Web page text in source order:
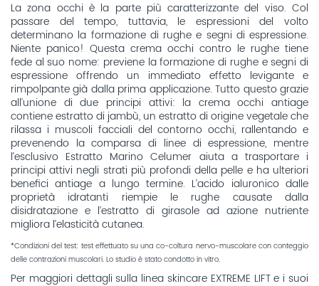
La zona occhi è la parte più caratterizzante del viso. Col
passare del tempo, tuttavia, le espressioni del volto
determinano la formazione di rughe e segni di espressione.
Niente panico! Questa crema occhi contro le rughe tiene
fede al suo nome: previene la formazione di rughe e segni di
espressione offrendo un immediato effetto levigante e
rimpolpante già dalla prima applicazione. Tutto questo grazie
all’unione di due principi attivi: la crema occhi antiage
contiene estratto di jambù, un estratto di origine vegetale che
rilassa i muscoli facciali del contorno occhi, rallentando e
prevenendo la comparsa di linee di espressione, mentre
l’esclusivo Estratto Marino Celumer aiuta a trasportare i
principi attivi negli strati più profondi della pelle e ha ulteriori
benefici antiage a lungo termine. L’acido ialuronico dalle
proprietà idratanti riempie le rughe causate dalla
disidratazione e l’estratto di girasole ad azione nutriente
migliora l’elasticità cutanea.
*Condizioni del test: test effettuato su una co-coltura nervo-muscolare con conteggio
delle contrazioni muscolari. Lo studio è stato condotto in vitro.
Per maggiori dettagli sulla linea skincare EXTREME LIFT e i suoi